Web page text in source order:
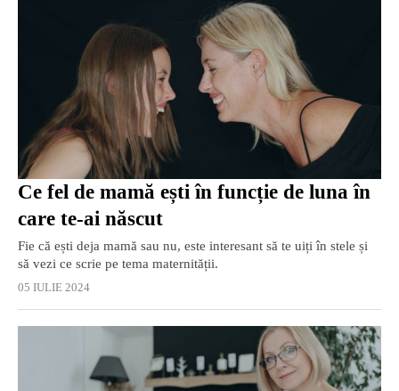
Ce fel de mamă ești în funcție de luna în
care te-ai născut
Fie că ești deja mamă sau nu, este interesant să te uiți în stele și
să vezi ce scrie pe tema maternității.
05 IULIE 2024